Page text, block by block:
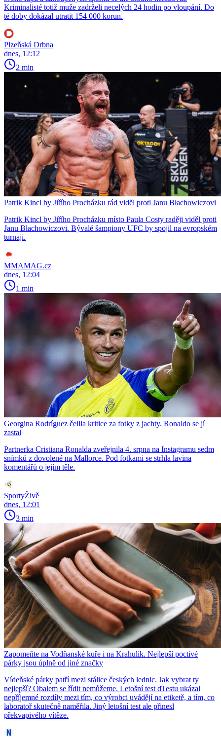
Kriminalisté totiž muže zadrželi necelých 24 hodin po vloupání. Do
té doby dokázal utratit 154 000 korun.
Plzeňská Drbna
dnes, 12:12
2 min
Patrik Kincl by Jiřího Procházku rád viděl proti Janu Błachowiczovi
Patrik Kincl by Jiřího Procházku místo Paula Costy raději viděl proti
Janu Błachowiczovi. Bývalé šampiony UFC by spojil na evropském
turnaji.
MMAMAG.cz
dnes, 12:04
1 min
Georgina Rodríguez čelila kritice za fotky z jachty. Ronaldo se jí
zastal
Partnerka Cristiana Ronalda zveřejnila 4. srpna na Instagramu sedm
snímků z dovolené na Mallorce. Pod fotkami se strhla lavina
komentářů o jejím těle.
SportyŽivě
dnes, 12:01
3 min
Zapomeňte na Vodňanské kuře i na Krahulík. Nejlepší poctivé
párky jsou úplně od jiné značky
Vídeňské párky patří mezi stálice českých lednic. Jak vybrat ty
nejlepší? Obalem se řídit nemůžeme. Letošní test dTestu ukázal
nepříjemné rozdíly mezi tím, co výrobci uvádějí na etiketě, a tím, co
laboratoř skutečně naměřila. Jiný letošní test ale přinesl
překvapivého vítěze.